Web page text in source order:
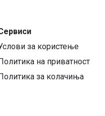
за користење
на приватност
за колачиња